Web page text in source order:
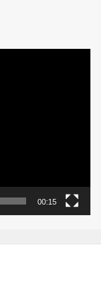
00:15